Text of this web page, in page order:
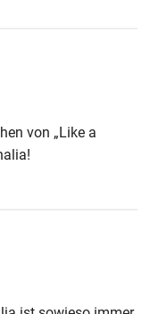
von „Like a